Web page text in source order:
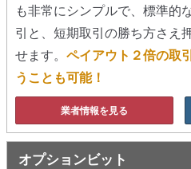
MACD
RSI
ストラテジーアドバイザー
スポットフォロー
も非常にシンプルで、標準的
引と、短期取引の勝ち方さえ
せます。 ペイアウト２倍の取
うことも可能！
業者情報を見る
オプションビット